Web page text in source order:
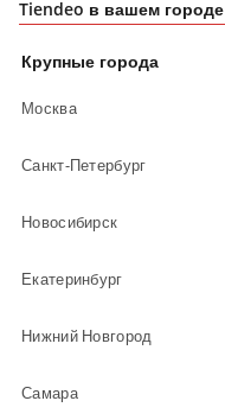
Tiendeo в вашем городе
Крупные города
Москва
Санкт-Петербург
Новосибирск
Екатеринбург
Нижний Новгород
Самара